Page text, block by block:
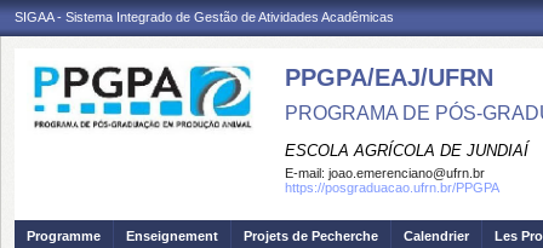
SIGAA - Sistema Integrado de Gestão de Atividades Acadêmicas
PPGPA/EAJ/UFRN
PROGRAMA DE PÓS-
ESCOLA AGRÍCOLA DE JUNDIAÍ
E-mail: joao.emerenciano@ufrn.br
https://posgraduacao.ufrn.br/PPGPA
Programme Enseignement Projets de Pecherche Calendrier Les